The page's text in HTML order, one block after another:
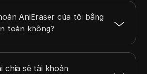
AniEraser của tôi bằng
toàn không?
chia sẻ tài khoản